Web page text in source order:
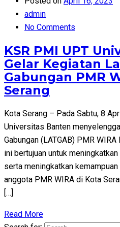
admin
No Comments
KSR PMI UPT
Gelar Kegiatan
Gabungan PMR
Serang
Kota Serang – Pada Sabtu, 8
Universitas Banten
Gabungan (LATGAB) PMR
ini bertujuan untuk
serta meningkatkan
anggota PMR WIRA di Kota
[…]
Read More